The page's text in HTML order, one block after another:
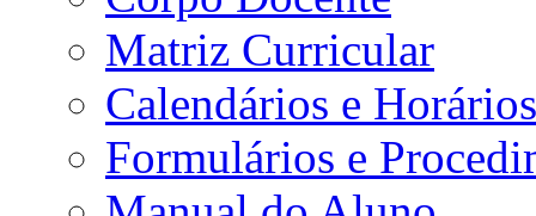
Matriz Curricular
Calendários e Horários
Formulários e